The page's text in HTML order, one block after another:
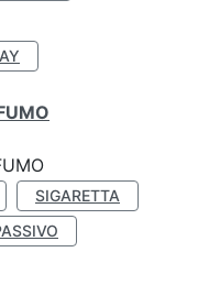
SIGARETTA